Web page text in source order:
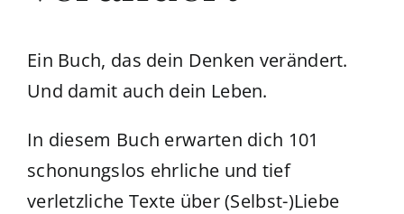
Ein Buch, das dein Denken verändert.
Und damit auch dein Leben.
In diesem Buch erwarten dich 101
schonungslos ehrliche und tief
verletzliche Texte über (Selbst-)Liebe